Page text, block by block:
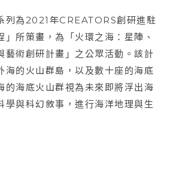
列為2021年CREATORS創研進駐
」所策畫，為「火環之海：星陣、
藝術創研計畫」之公眾活動。該計
海的火山群島，以及數十座的海底
的海底火山群視為未來即將浮出海
學與科幻敘事，進行海洋地理與生